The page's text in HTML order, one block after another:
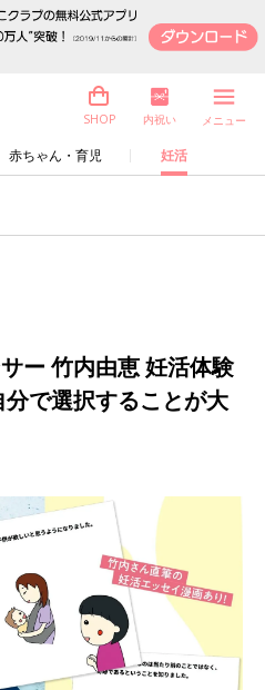
赤ちゃん・育児 妊活
SHOP 内祝い メニュー
ー 竹内由恵 妊活体験
で選択することが大